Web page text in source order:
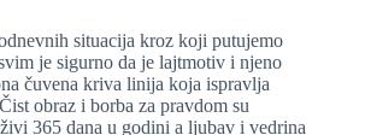
situacija kroz koji putujemo
je sigurno da je lajtmotiv i njeno
čuvena kriva linija koja ispravlja
obraz i borba za pravdom su
365 dana u godini a ljubav i vedrina